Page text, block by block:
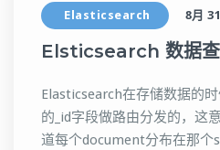
Elasticsearch 8月
Elsticsearch 数据
Elasticsearch在存储数据的
的_id字段做路由分发的，这
道每个document分布在那个